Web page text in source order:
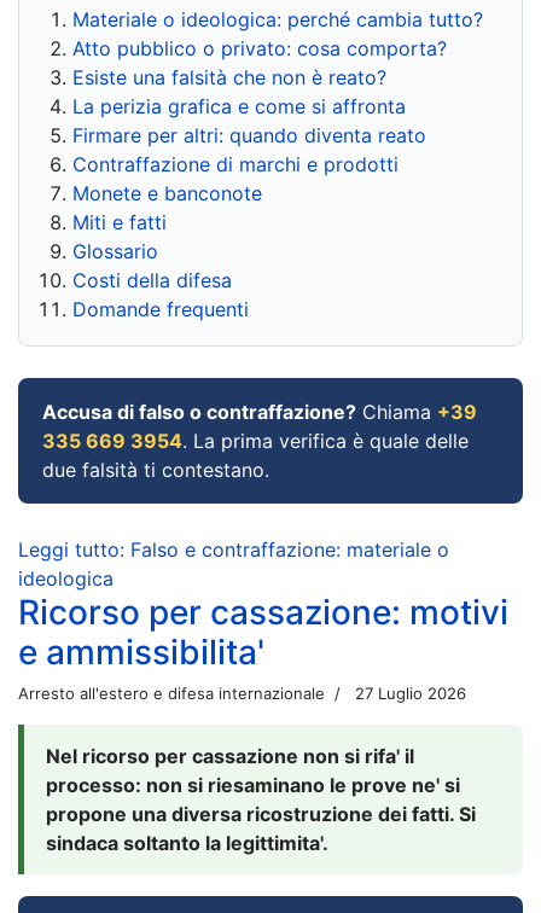
Materiale o ideologica: perché cambia tutto?
Atto pubblico o privato: cosa comporta?
Esiste una falsità che non è reato?
La perizia grafica e come si affronta
Firmare per altri: quando diventa reato
Contraffazione di marchi e prodotti
Monete e banconote
Miti e fatti
Glossario
Costi della difesa
Domande frequenti
Accusa di falso o contraffazione? Chiama +39
335 669 3954. La prima verifica è quale delle
due falsità ti contestano.
Leggi tutto: Falso e contraffazione: materiale o
ideologica
Ricorso per cassazione: motivi
e ammissibilita'
Arresto all'estero e difesa internazionale 27 Luglio 2026
Nel ricorso per cassazione non si rifa' il
processo: non si riesaminano le prove ne' si
propone una diversa ricostruzione dei fatti. Si
sindaca soltanto la legittimita'.